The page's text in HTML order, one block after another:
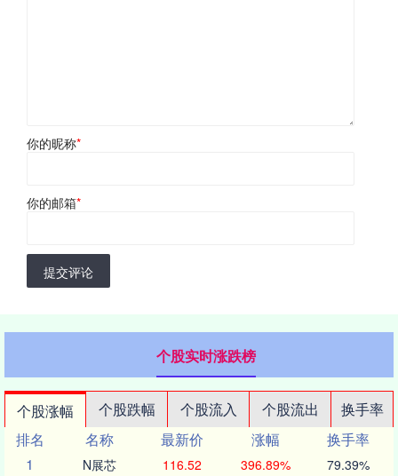
你的昵称*
你的邮箱*
提交评论
个股实时涨跌榜
个股涨幅 个股跌幅 个股流入 个股流出
换手率
排名
名称 最新价 涨幅
换手率
1
N展芯 116.52 396.89% 79.39%